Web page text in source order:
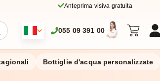
Anteprima visiva gratuita
055 09 391 00
Bottiglie d'acqua personalizzate